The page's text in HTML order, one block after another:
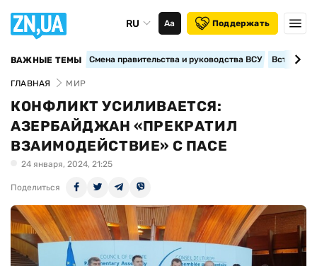
RU Аа Поддержать
ВАЖНЫЕ ТЕМЫ Смена правительства и руководства ВСУ
ГЛАВНАЯ МИР
КОНФЛИКТ УСИЛИВАЕТСЯ:
АЗЕРБАЙДЖАН «ПРЕКРАТИЛ
ВЗАИМОДЕЙСТВИЕ» С ПАСЕ
24 января, 2024, 21:25
Поделиться